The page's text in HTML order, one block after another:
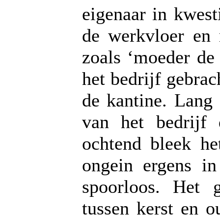
eigenaar in
de werkvloer en
zoals ‘moeder
het bedrijf
de kantine. Lang
van het bedrijf
ochtend bleek
ongein ergens
spoorloos. Het
tussen kerst en